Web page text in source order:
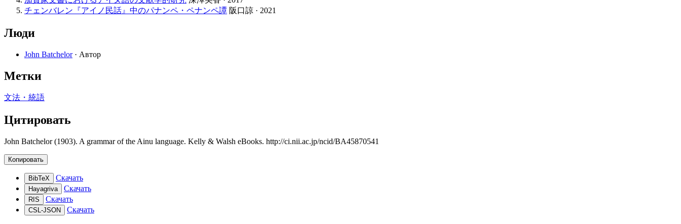
チェンバレン『アイノ民話』中のパナンペ・ペナンペ譚 阪口諒 · 2021
Люди
John Batchelor · Автор
Метки
文法・統語
Цитировать
John Batchelor (1903). A grammar of the Ainu language. Kelly & Walsh eBooks. http://ci.nii.ac.jp/ncid/BA45870541
Копировать
BibTeX Скачать
Hayagriva Скачать
RIS Скачать
CSL-JSON Скачать